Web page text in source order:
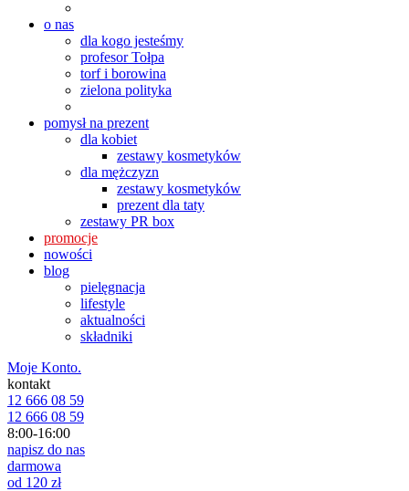
o nas
dla kogo jesteśmy
profesor Tołpa
torf i borowina
zielona polityka
pomysł na prezent
dla kobiet
zestawy kosmetyków
dla mężczyzn
zestawy kosmetyków
prezent dla taty
zestawy PR box
promocje
nowości
blog
pielęgnacja
lifestyle
aktualności
składniki
Moje Konto.
kontakt
12 666 08 59
12 666 08 59
8:00-16:00
napisz do nas
darmowa
od 120 zł